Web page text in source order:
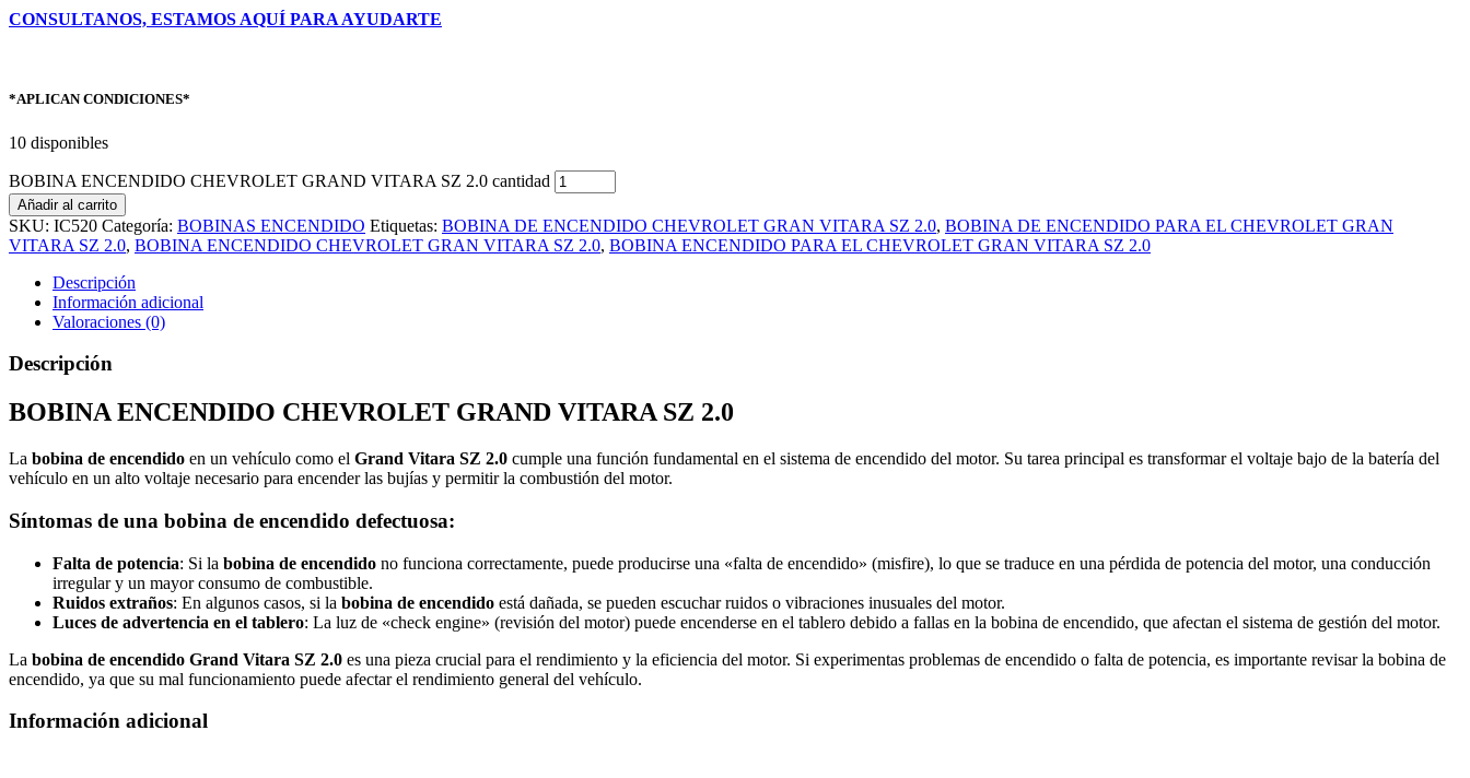
CONSULTANOS, ESTAMOS AQUÍ PARA AYUDARTE
*APLICAN CONDICIONES*
10 disponibles
BOBINA ENCENDIDO CHEVROLET GRAND VITARA SZ 2.0 cantidad
Añadir al carrito
SKU: IC520 Categoría: BOBINAS ENCENDIDO Etiquetas: BOBINA DE ENCENDIDO CHEVROLET GRAN VITARA SZ 2.0, BOBINA DE ENCENDIDO PARA EL CHEVROLET GRAN
VITARA SZ 2.0, BOBINA ENCENDIDO CHEVROLET GRAN VITARA SZ 2.0, BOBINA ENCENDIDO PARA EL CHEVROLET GRAN VITARA SZ 2.0
Descripción
Información adicional
Valoraciones (0)
Descripción
BOBINA ENCENDIDO CHEVROLET GRAND VITARA SZ 2.0
La bobina de encendido en un vehículo como el Grand Vitara SZ 2.0 cumple una función fundamental en el sistema de encendido del motor. Su tarea principal es transformar el voltaje bajo de la batería del
vehículo en un alto voltaje necesario para encender las bujías y permitir la combustión del motor.
Síntomas de una bobina de encendido defectuosa:
Falta de potencia: Si la bobina de encendido no funciona correctamente, puede producirse una «falta de encendido» (misfire), lo que se traduce en una pérdida de potencia del motor, una conducción
irregular y un mayor consumo de combustible.
Ruidos extraños: En algunos casos, si la bobina de encendido está dañada, se pueden escuchar ruidos o vibraciones inusuales del motor.
Luces de advertencia en el tablero: La luz de «check engine» (revisión del motor) puede encenderse en el tablero debido a fallas en la bobina de encendido, que afectan el sistema de gestión del motor.
La bobina de encendido Grand Vitara SZ 2.0 es una pieza crucial para el rendimiento y la eficiencia del motor. Si experimentas problemas de encendido o falta de potencia, es importante revisar la bobina de
encendido, ya que su mal funcionamiento puede afectar el rendimiento general del vehículo.
Información adicional